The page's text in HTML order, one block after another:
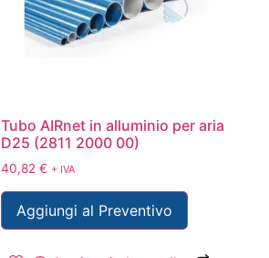
Tubo AIRnet in alluminio per aria
D25 (2811 2000 00)
40,82€ + IVA
Aggiungi al Preventivo